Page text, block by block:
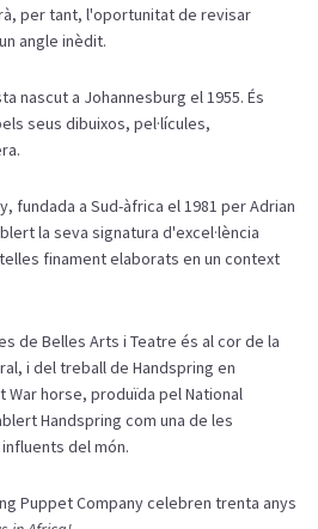
per tant, l'oportunitat de revisar
angle inèdit.
nascut a Johannesburg el 1955. És
seus dibuixos, pel·lícules,
fundada a Sud-àfrica el 1981 per Adrian
la seva signatura d'excel·lència
finament elaborats en un context
de Belles Arts i Teatre és al cor de la
i del treball de Handspring en
War horse, produïda pel National
Handspring com una de les
del món.
Puppet Company celebren trenta anys